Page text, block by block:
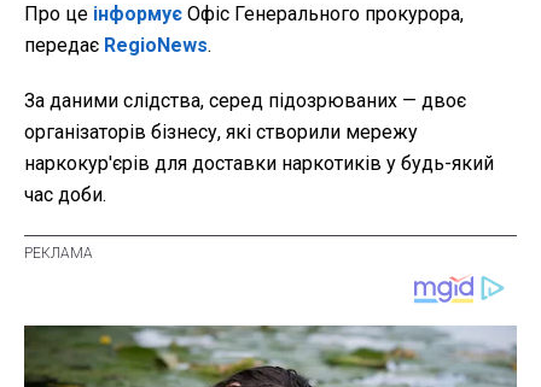
Про це інформує Офіс Генерального прокурора,
передає RegioNews.
За даними слідства, серед підозрюваних — двоє
організаторів бізнесу, які створили мережу
наркокур'єрів для доставки наркотиків у будь-який
час доби.